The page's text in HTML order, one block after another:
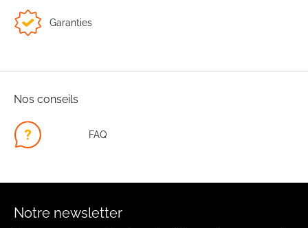
Garanties
Nos conseils
FAQ
Notre newsletter